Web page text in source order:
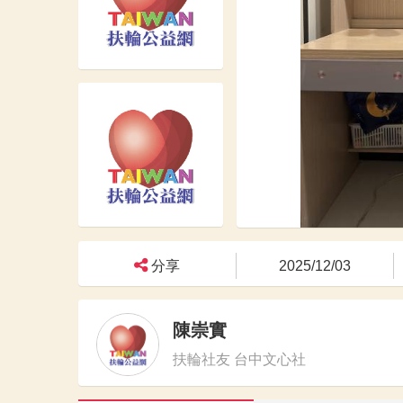
分享 2025/12/03
陳崇實
扶輪社友 台中文心社